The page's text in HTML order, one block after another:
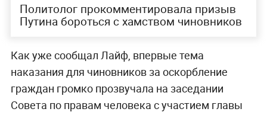
Политолог прокомментировала призыв
Путина бороться с хамством чиновников
Как уже сообщал Лайф, впервые тема
наказания для чиновников за оскорбление
граждан громко прозвучала на заседании
Совета по правам человека с участием главы